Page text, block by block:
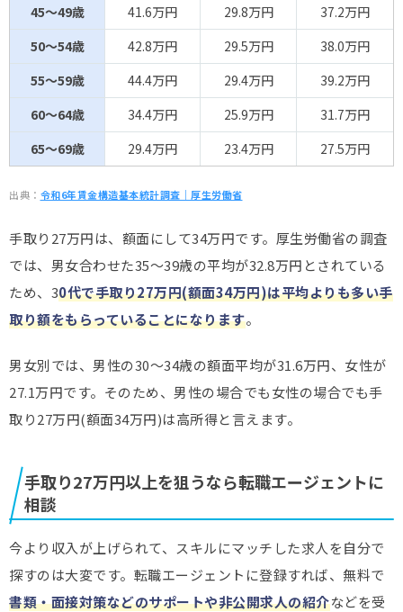
45～49歳
41.6万円 29.8万円
37.2万円
50～54歳
42.8万円 29.5万円
38.0万円
55～59歳
44.4万円 29.4万円
39.2万円
60～64歳
34.4万円 25.9万円
31.7万円
65～69歳
29.4万円 23.4万円 27.5万円
出典： 令和6年賃金構造基本統計調査｜厚生労働省
手取り27万円は、額面にして34万円です。厚生労働省の調査
では、男女合わせた35～39歳の平均が32.8万円とされている
ため、30代で手取り27万円(額面34万円)は平均よりも多い手
取り額をもらっていることになります。
男女別では、男性の30～34歳の額面平均が31.6万円、女性が
27.1万円です。そのため、男性の場合でも女性の場合でも手
取り27万円(額面34万円)は高所得と言えます。
手取り27万円以上を狙うなら転職エージェントに
相談
今より収入が上げられて、スキルにマッチした求人を自分で
探すのは大変です。転職エージェントに登録すれば、無料で
書類・面接対策などのサポートや非公開求人の紹介などを受